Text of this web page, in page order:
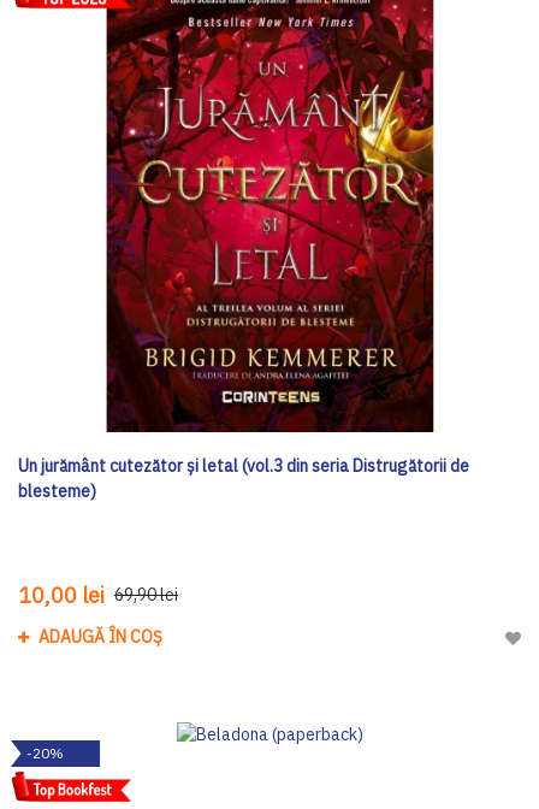
Un jurământ cutezător și letal (vol.3 din seria Distrugătorii de
blesteme)
10,00 lei 69,90 lei
ADAUGĂ ÎN COȘ
-20%